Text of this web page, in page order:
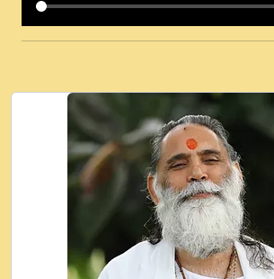
कई पकड क मर हथ र मह वदवन पहच
Ki - Krishna Bhajan - New
#Ishwar Bhakti.mp3
जब से गीता ज्ञान पाया मैं बड़ी मस्ती में
Rishikesh - Ratan Ji Rasik.mp3
तन हल दल द सनव मड उतत सर रख
गल लग जव त सर उतत हथ रख द!.mp3
तू कर प्रीतम से प्रीत, यूहीं दिन बीतते